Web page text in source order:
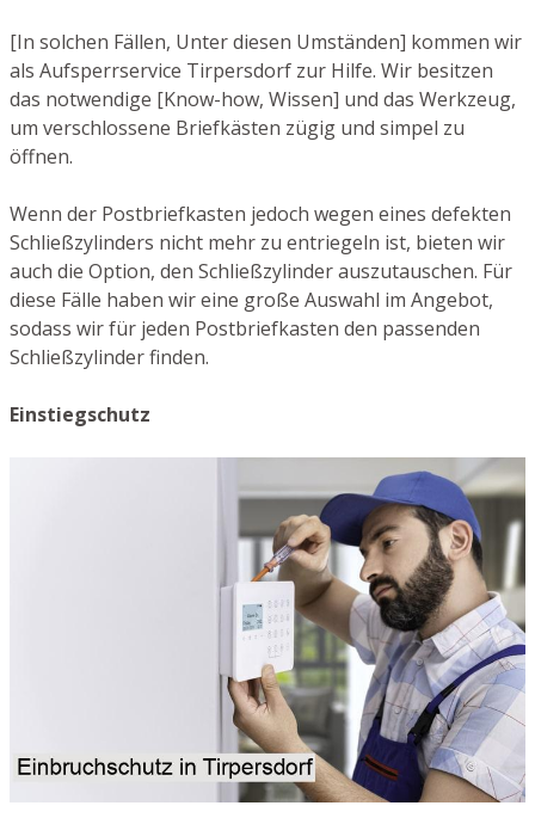
[In solchen Fällen, Unter diesen Umständen] kommen wir
als Aufsperrservice Tirpersdorf zur Hilfe. Wir besitzen
das notwendige [Know-how, Wissen] und das Werkzeug,
um verschlossene Briefkästen zügig und simpel zu
öffnen.
Wenn der Postbriefkasten jedoch wegen eines defekten
Schließzylinders nicht mehr zu entriegeln ist, bieten wir
auch die Option, den Schließzylinder auszutauschen. Für
diese Fälle haben wir eine große Auswahl im Angebot,
sodass wir für jeden Postbriefkasten den passenden
Schließzylinder finden.
Einstiegschutz